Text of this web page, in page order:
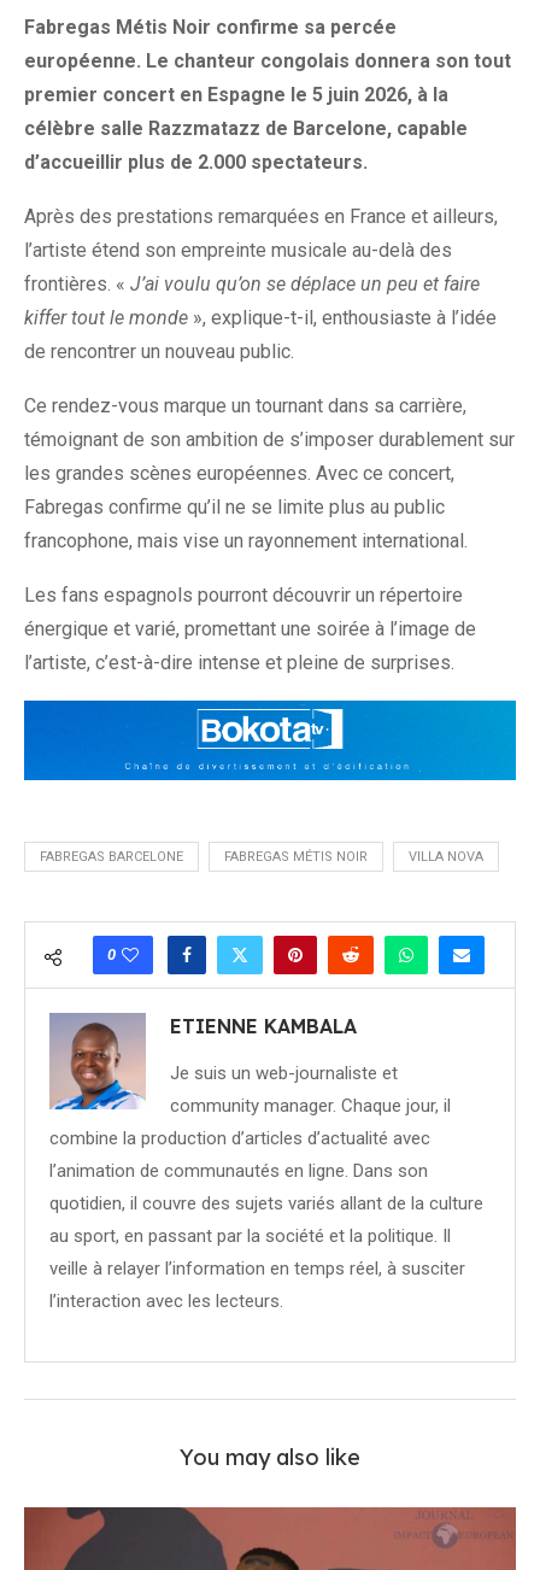
Fabregas Métis Noir confirme sa percée
européenne. Le chanteur congolais donnera son tout
premier concert en Espagne le 5 juin 2026, à la
célèbre salle Razzmatazz de Barcelone, capable
d’accueillir plus de 2.000 spectateurs.
Après des prestations remarquées en France et ailleurs,
l’artiste étend son empreinte musicale au-delà des
frontières. « J’ai voulu qu’on se déplace un peu et faire
kiffer tout le monde », explique-t-il, enthousiaste à l’idée
de rencontrer un nouveau public.
Ce rendez-vous marque un tournant dans sa carrière,
témoignant de son ambition de s’imposer durablement sur
les grandes scènes européennes. Avec ce concert,
Fabregas confirme qu’il ne se limite plus au public
francophone, mais vise un rayonnement international.
Les fans espagnols pourront découvrir un répertoire
énergique et varié, promettant une soirée à l’image de
l’artiste, c’est-à-dire intense et pleine de surprises.
FABREGAS BARCELONE FABREGAS MÉTIS NOIR VILLA NOVA
0
ETIENNE KAMBALA
Je suis un web-journaliste et
community manager. Chaque jour, il
combine la production d’articles d’actualité avec
l’animation de communautés en ligne. Dans son
quotidien, il couvre des sujets variés allant de la culture
au sport, en passant par la société et la politique. Il
veille à relayer l’information en temps réel, à susciter
l’interaction avec les lecteurs.
You may also like